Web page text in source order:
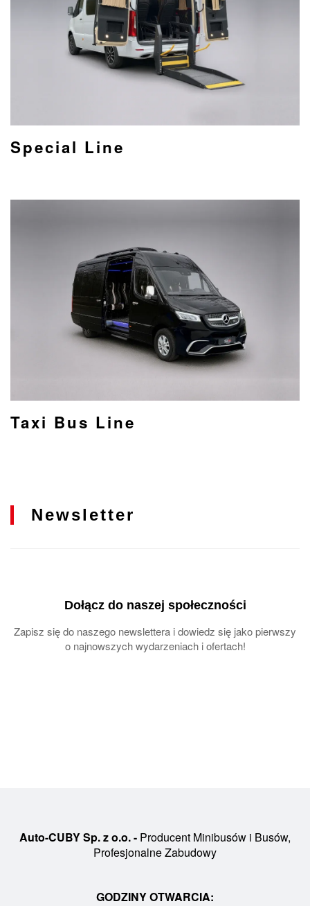
Special Line
Taxi Bus Line
Newsletter
Dołącz do naszej społeczności
Zapisz się do naszego newslettera i dowiedz się jako pierwszy
o najnowszych wydarzeniach i ofertach!
Auto-CUBY Sp. z o.o. - Producent Minibusów i Busów,
Profesjonalne Zabudowy
GODZINY OTWARCIA: